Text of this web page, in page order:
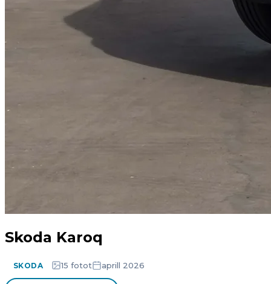
Skoda Karoq
SKODA 15 fotot aprill 2026